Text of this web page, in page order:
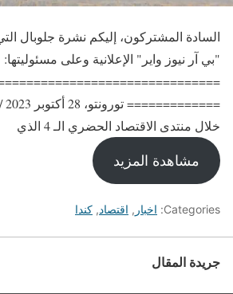
السادة المشتركون، إليكم نشرة جلوبال
"بي آر نيوز واير" الإعلانية وعلى مسئوليتها:
خلال منتدى الاقتصاد الحضري الـ 4 الذي
مشاهدة المزيد
Categories: اخبار , اقتصاد, كندا
جريدة المقال